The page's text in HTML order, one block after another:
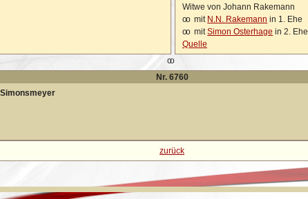
Witwe von Johann Rakemann
oo mit N.N. Rakemann in 1. Ehe
oo mitSimon Osterhage in 2. Ehe
Quelle
oo
Nr. 6760
zurück